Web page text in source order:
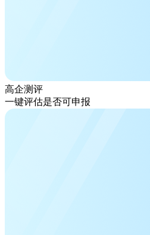
高企测评
一键评估是否可申报